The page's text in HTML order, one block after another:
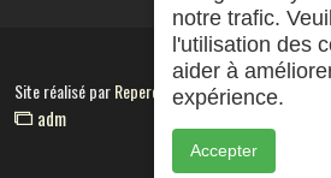
Site réalisé parRepereCom
adm
notre trafic.
l'utilisation des
aider à
expérience.
Accepter